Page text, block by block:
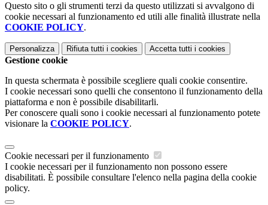
Questo sito o gli strumenti terzi da questo utilizzati si avvalgono di
cookie necessari al funzionamento ed utili alle finalità illustrate nella
COOKIE POLICY.
Personalizza Rifiuta tutti i cookies Accetta tutti i cookies
Gestione cookie
In questa schermata è possibile scegliere quali cookie consentire.
I cookie necessari sono quelli che consentono il funzionamento della
piattaforma e non è possibile disabilitarli.
Per conoscere quali sono i cookie necessari al funzionamento potete
visionare la COOKIE POLICY.
Cookie necessari per il funzionamento
I cookie necessari per il funzionamento non possono essere
disabilitati. È possibile consultare l'elenco nella pagina della cookie
policy.